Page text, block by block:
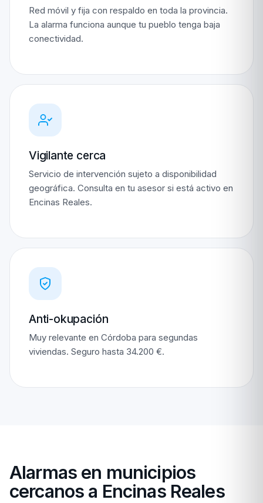
Red móvil y fija con respaldo en toda la provincia.
La alarma funciona aunque tu pueblo tenga baja
conectividad.
Vigilante cerca
Servicio de intervención sujeto a disponibilidad
geográfica. Consulta en tu asesor si está activo en
Encinas Reales.
Anti-okupación
Muy relevante en Córdoba para segundas
viviendas. Seguro hasta 34.200 €.
Alarmas en municipios
cercanos a Encinas Reales